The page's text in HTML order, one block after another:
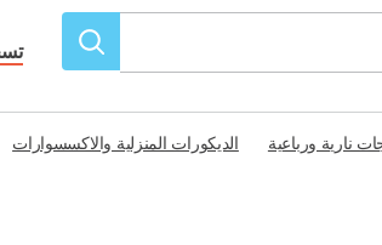
نارية ورباعية الديكورات المنزلية والاكسسوارات